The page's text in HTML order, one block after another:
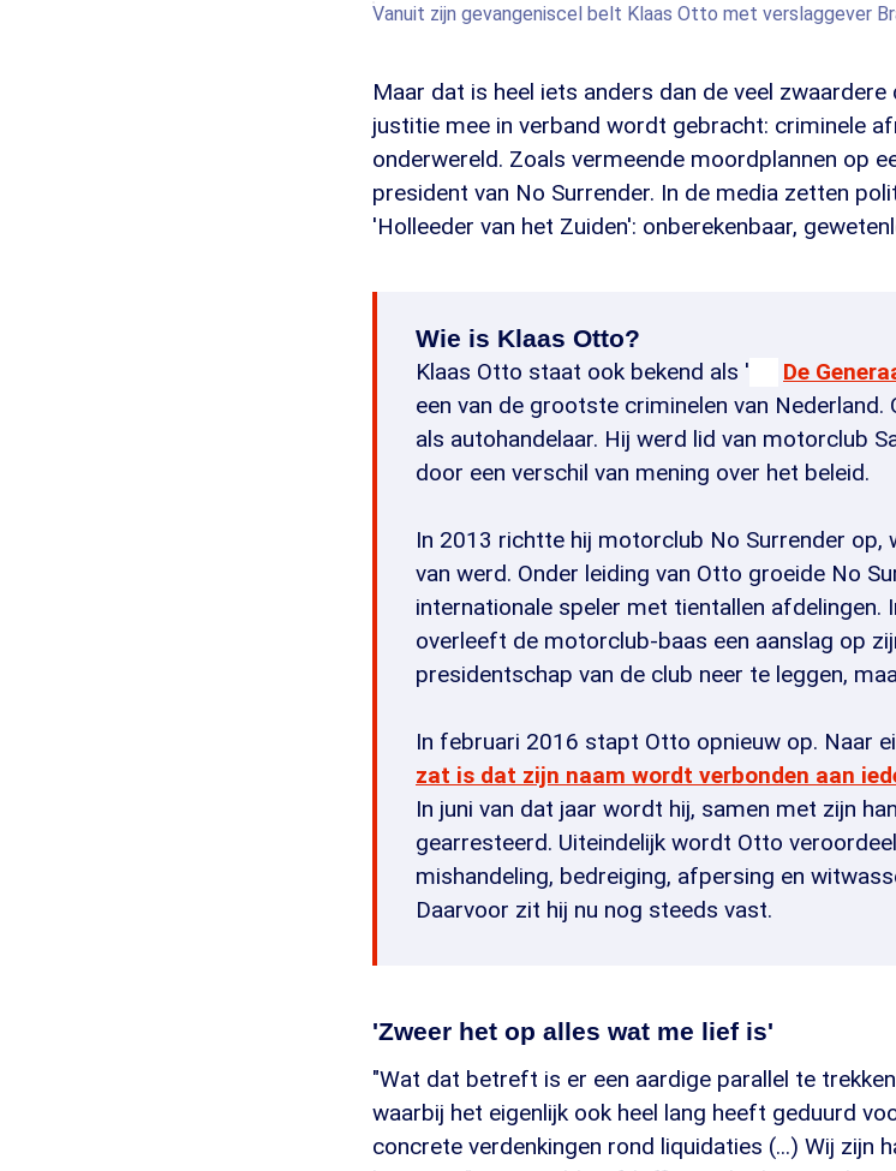
Vanuit zijn gevangeniscel belt Klaas Otto met verslaggever
Maar dat is heel iets anders dan de veel
justitie mee in verband wordt gebracht: criminele
onderwereld. Zoals vermeende moordplannen op
president van No Surrender. In de media zetten
'Holleeder van het Zuiden': onberekenbaar,
Wie is Klaas Otto?
Klaas Otto staat ook bekend als '
De
een van de grootste criminelen van
als autohandelaar. Hij werd lid van motorclub
door een verschil van mening over het beleid.
In 2013 richtte hij motorclub No Surrender op,
van werd. Onder leiding van Otto groeide No
internationale speler met tientallen afdelingen.
overleeft de motorclub-baas een aanslag op
presidentschap van de club neer te leggen,
In februari 2016 stapt Otto opnieuw op. Naar
zat is dat zijn naam wordt verbonden aan
In juni van dat jaar wordt hij, samen met zijn
gearresteerd. Uiteindelijk wordt Otto
mishandeling, bedreiging, afpersing en
Daarvoor zit hij nu nog steeds vast.
'Zweer het op alles wat me lief is'
"Wat dat betreft is er een aardige parallel te
waarbij het eigenlijk ook heel lang heeft geduurd
concrete verdenkingen rond liquidaties (...) Wij zijn